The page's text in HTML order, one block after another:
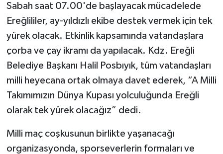
Sabah saat 07.00'de başlayacak mücadelede
Ereğlililer, ay-yıldızlı ekibe destek vermek için tek
yürek olacak. Etkinlik kapsamında vatandaşlara
çorba ve çay ikramı da yapılacak. Kdz. Ereğli
Belediye Başkanı Halil Posbıyık, tüm vatandaşları
milli heyecana ortak olmaya davet ederek, “A Milli
Takımımızın Dünya Kupası yolculuğunda Ereğli
olarak tek yürek olacağız” dedi.
Milli maç coşkusunun birlikte yaşanacağı
organizasyonda, sporseverlerin formaları ve